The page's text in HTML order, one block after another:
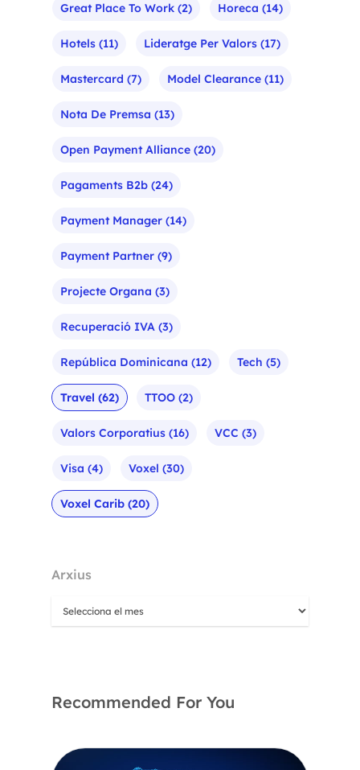
Great Place To Work (2) Horeca (14)
Hotels (11) Lideratge Per Valors (17)
Mastercard (7) Model Clearance (11)
Nota De Premsa (13)
Open Payment Alliance (20)
Pagaments B2b (24)
Payment Manager (14)
Payment Partner (9)
Projecte Organa (3)
Recuperació IVA (3)
República Dominicana (12) Tech (5)
Travel (62) TTOO (2)
Valors Corporatius (16) VCC (3)
Visa (4) Voxel (30)
Voxel Carib (20)
Arxius
Recommended For You